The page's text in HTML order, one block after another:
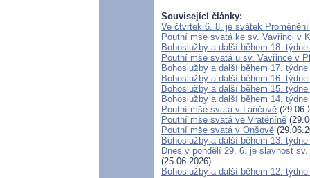
Související články:
Ve čtvrtek 6. 8. je svátek
Poutní mše svatá ke sv. Vavřinci v
Bohoslužby a další během 18.
Poutní mše svatá u sv. Vavřince v
Bohoslužby a další během 17.
Bohoslužby a další během 16.
Bohoslužby a další během 15.
Bohoslužby a další během 14.
Poutní mše svatá v Lančově
Poutní mše svatá ve Vratěníně
Poutní mše svatá v Onšově
Bohoslužby a další během 13.
Dnes v pondělí 29. 6. je slavnost
(25.06.2026)
Bohoslužby a další během 12.